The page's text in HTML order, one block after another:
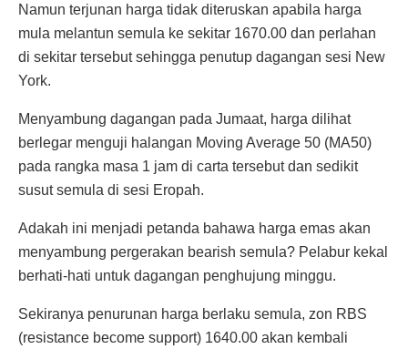
Namun terjunan harga tidak diteruskan apabila harga
mula melantun semula ke sekitar 1670.00 dan perlahan
di sekitar tersebut sehingga penutup dagangan sesi New
York.
Menyambung dagangan pada Jumaat, harga dilihat
berlegar menguji halangan Moving Average 50 (MA50)
pada rangka masa 1 jam di carta tersebut dan sedikit
susut semula di sesi Eropah.
Adakah ini menjadi petanda bahawa harga emas akan
menyambung pergerakan bearish semula? Pelabur kekal
berhati-hati untuk dagangan penghujung minggu.
Sekiranya penurunan harga berlaku semula, zon RBS
(resistance become support) 1640.00 akan kembali